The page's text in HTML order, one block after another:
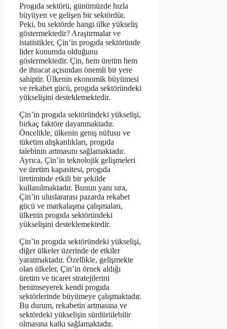
Progıda sektörü, günümüzde hızla
büyüyen ve gelişen bir sektördür.
Peki, bu sektörde hangi ülke yükseliş
göstermektedir? Araştırmalar ve
istatistikler, Çin’in progıda sektöründe
lider konumda olduğunu
göstermektedir. Çin, hem üretim hem
de ihracat açısından önemli bir yere
sahiptir. Ülkenin ekonomik büyümesi
ve rekabet gücü, progıda sektöründeki
yükselişini desteklemektedir.
Çin’in progıda sektöründeki yükselişi,
birkaç faktöre dayanmaktadır.
Öncelikle, ülkenin geniş nüfusu ve
tüketim alışkanlıkları, progıda
talebinin artmasını sağlamaktadır.
Ayrıca, Çin’in teknolojik gelişmeleri
ve üretim kapasitesi, progıda
üretiminde etkili bir şekilde
kullanılmaktadır. Bunun yanı sıra,
Çin’in uluslararası pazarda rekabet
gücü ve markalaşma çalışmaları,
ülkenin progıda sektöründeki
yükselişini desteklemektedir.
Çin’in progıda sektöründeki yükselişi,
diğer ülkeler üzerinde de etkiler
yaratmaktadır. Özellikle, gelişmekte
olan ülkeler, Çin’in örnek aldığı
üretim ve ticaret stratejilerini
benimseyerek kendi progıda
sektörlerinde büyümeye çalışmaktadır.
Bu durum, rekabetin artmasına ve
sektördeki yükselişin sürdürülebilir
olmasına katkı sağlamaktadır.